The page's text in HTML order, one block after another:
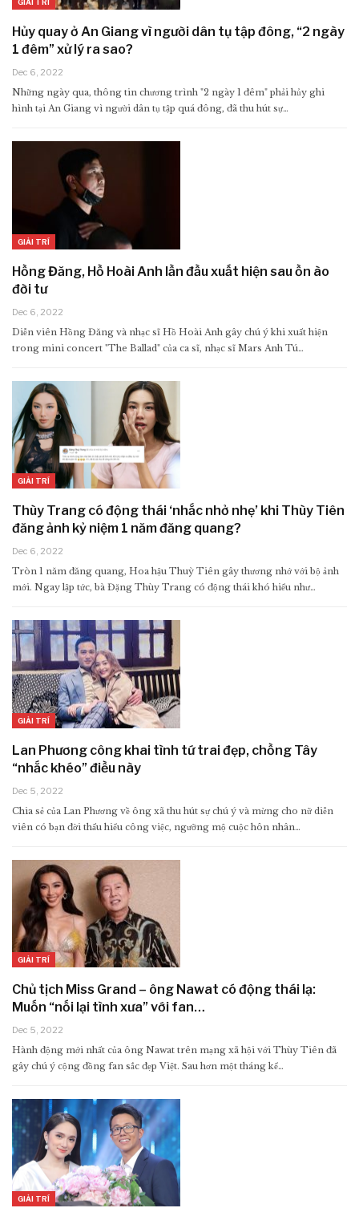
GIẢI TRÍ
Hủy quay ở An Giang vì người dân tụ tập đông, “2 ngày
1 đêm” xử lý ra sao?
Dec 6, 2022
Những ngày qua, thông tin chương trình "2 ngày 1 đêm" phải hủy ghi
hình tại An Giang vì người dân tụ tập quá đông, đã thu hút sự…
GIẢI TRÍ
Hồng Đăng, Hồ Hoài Anh lần đầu xuất hiện sau ồn ào
đời tư
Dec 6, 2022
Diễn viên Hồng Đăng và nhạc sĩ Hồ Hoài Anh gây chú ý khi xuất hiện
trong mini concert "The Ballad" của ca sĩ, nhạc sĩ Mars Anh Tú…
GIẢI TRÍ
Thùy Trang có động thái ‘nhắc nhở nhẹ’ khi Thùy Tiên
đăng ảnh kỷ niệm 1 năm đăng quang?
Dec 6, 2022
Tròn 1 năm đăng quang, Hoa hậu Thuỳ Tiên gây thương nhớ với bộ ảnh
mới. Ngay lập tức, bà Đặng Thùy Trang có động thái khó hiểu như…
GIẢI TRÍ
Lan Phương công khai tình tứ trai đẹp, chồng Tây
“nhắc khéo” điều này
Dec 5, 2022
Chia sẻ của Lan Phương về ông xã thu hút sự chú ý và mừng cho nữ diễn
viên có bạn đời thấu hiểu công việc, ngưỡng mộ cuộc hôn nhân…
GIẢI TRÍ
Chủ tịch Miss Grand – ông Nawat có động thái lạ:
Muốn “nối lại tình xưa” với fan…
Dec 5, 2022
Hành động mới nhất của ông Nawat trên mạng xã hội với Thùy Tiên đã
gây chú ý cộng đồng fan sắc đẹp Việt. Sau hơn một tháng kể…
GIẢI TRÍ